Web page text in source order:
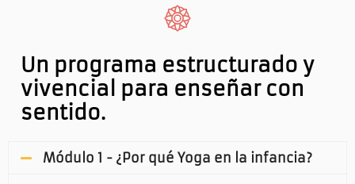
Un programa estructurado y
vivencial para enseñar con
sentido.
Módulo 1 - ¿Por qué Yoga en la infancia?